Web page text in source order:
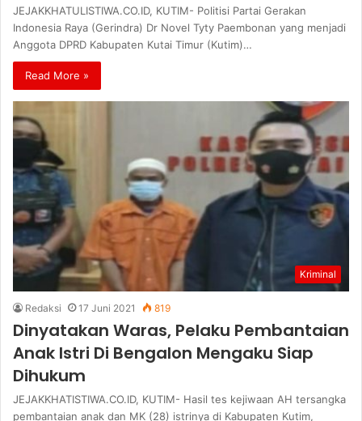
JEJAKKHATULISTIWA.CO.ID, KUTIM- Politisi Partai Gerakan
Indonesia Raya (Gerindra) Dr Novel Tyty Paembonan yang menjadi
Anggota DPRD Kabupaten Kutai Timur (Kutim)…
Read More »
Kriminal
Redaksi 17 Juni 2021 819
Dinyatakan Waras, Pelaku Pembantaian
Anak Istri Di Bengalon Mengaku Siap
Dihukum
JEJAKKHATISTIWA.CO.ID, KUTIM- Hasil tes kejiwaan AH tersangka
pembantaian anak dan MK (28) istrinya di Kabupaten Kutim,